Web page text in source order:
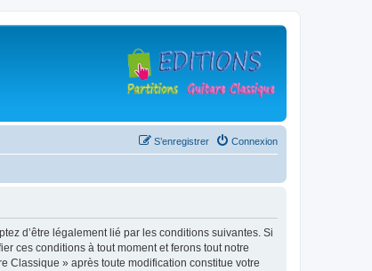
Connexion
S’enregistrer
d’être légalement lié par les conditions suivantes. Si
ces conditions à tout moment et ferons tout notre
Classique » après toute modification constitue votre